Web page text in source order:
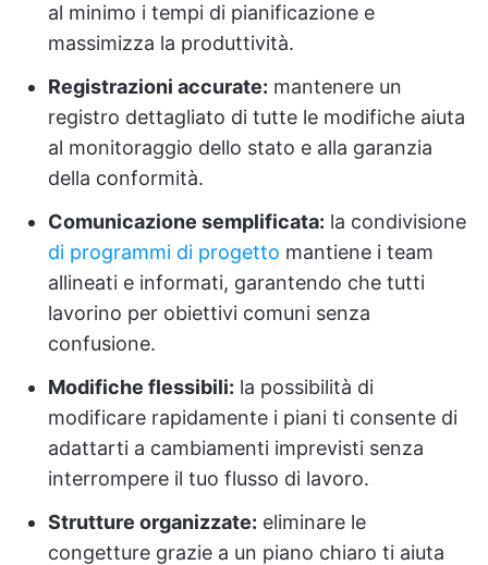
al minimo i tempi di pianificazione e
massimizza la produttività.
Registrazioni accurate: mantenere un
registro dettagliato di tutte le modifiche aiuta
al monitoraggio dello stato e alla garanzia
della conformità.
Comunicazione semplificata: la condivisione
di programmi di progetto mantiene i team
allineati e informati, garantendo che tutti
lavorino per obiettivi comuni senza
confusione.
Modifiche flessibili: la possibilità di
modificare rapidamente i piani ti consente di
adattarti a cambiamenti imprevisti senza
interrompere il tuo flusso di lavoro.
Strutture organizzate: eliminare le
congetture grazie a un piano chiaro ti aiuta